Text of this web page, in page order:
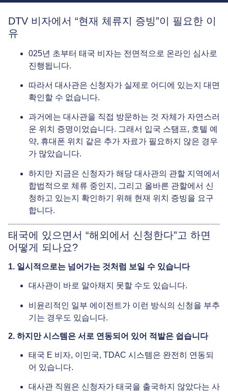
DTV 비자에서 “현재 체류지 증빙”이 필요한 이
유
025년 초부터 태국 비자는 전면적으로 온라인 심사로
진행됩니다.
따라서 대사관은 신청자가 실제로 어디에 있는지 대면
확인할 수 없습니다.
과거에는 대사관을 직접 방문하는 것 자체가 자연스러
운 위치 증명이었습니다. 그래서 입국 스탬프, 호텔 예
약, 휴대폰 위치 같은 추가 자료가 필요하지 않은 경우
가 많았습니다.
하지만 지금은 신청자가 해당 대사관의 관할 지역에서
합법적으로 체류 중인지, 그리고 올바른 관할에서 신
청하고 있는지 확인하기 위해 현재 위치 증빙을 요구
합니다.
태국에 있으면서 “해외에서 신청한다”고 하면
어떻게 되나요?
1. 일시적으로는 넘어가는 것처럼 보일 수 있습니다
대사관이 바로 알아채지 못할 수도 있습니다.
비윤리적인 일부 에이전트가 이런 방식의 신청을 부추
기는 경우도 있습니다.
2. 하지만 시스템은 서로 연동되어 있어 적발은 쉽습니다
태국 E 비자, 이민국, TDAC 시스템은 완전히 연동되
어 있습니다.
대사관 직원은 신청자가 태국을 출국하지 않았다는 사